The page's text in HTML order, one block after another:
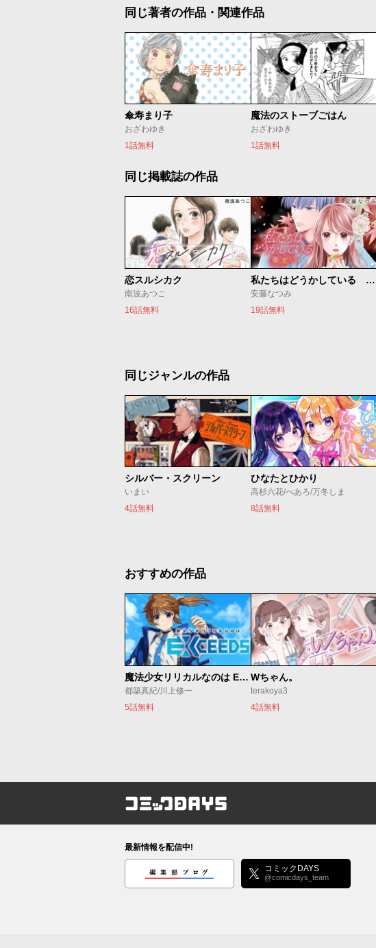
同じ著者の作品・関連作品
傘寿まり子
おざわゆき
1話無料
魔法のストーブごはん
おざわゆき
1話無料
同じ掲載誌の作品
恋スルシカク
南波あつこ
16話無料
私たちはどうかしている 妻恋い
安藤なつみ
19話無料
同じジャンルの作品
シルバー・スクリーン
いまい
4話無料
ひなたとひかり
高杉六花/べあろ/万冬しま
8話無料
おすすめの作品
魔法少女リリカルなのは EXCEEDS
都築真紀/川上修一
5話無料
Wちゃん。
terakoya3
4話無料
コミックDAYS
最新情報を配信中!
編集部ブログ コミックDAYS
@comicdays_team